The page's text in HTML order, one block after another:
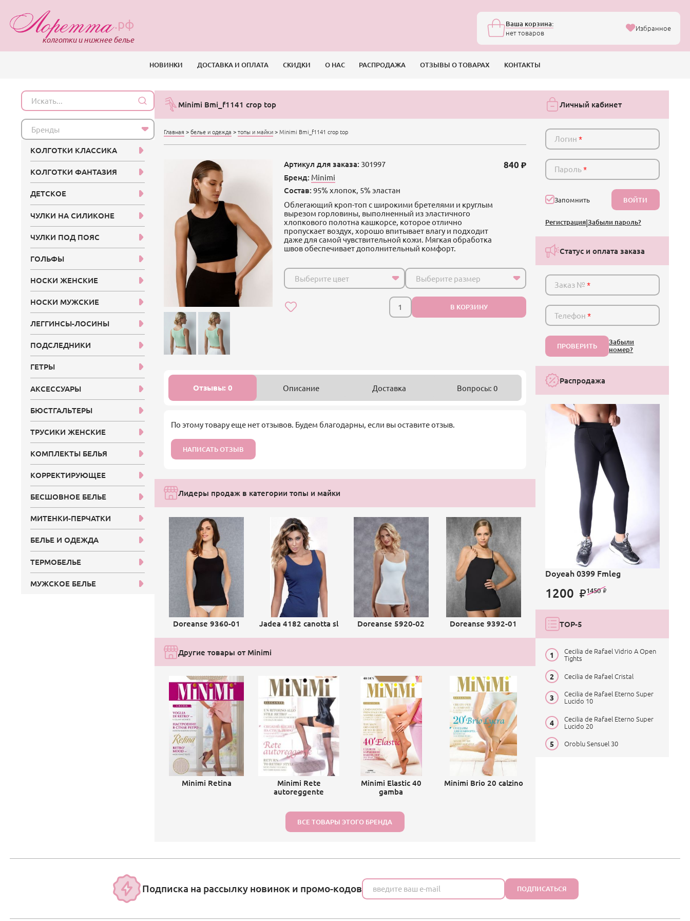
.рф
колготки и нижнее белье
Ваша корзина:
нет товаров
Избранное
НОВИНКИ ДОСТАВКА И ОПЛАТА СКИДКИ О НАС РАСПРОДАЖА ОТЗЫВЫ О ТОВАРАХ КОНТАКТЫ
Minimi Bmi_f1141 crop top
Главная > белье и одежда > топы и майки > Minimi Bmi_f1141 crop top
Артикул для заказа: 301997
Бренд: Minimi
Состав: 95% хлопок, 5% эластан
Облегающий кроп-топ с широкими бретелями и круглым
вырезом горловины, выполненный из эластичного
хлопкового полотна кашкорсе, которое отлично
пропускает воздух, хорошо впитывает влагу и подходит
даже для самой чувствительной кожи. Мягкая обработка
швов обеспечивает дополнительный комфорт.
840
Выберите цвет Выберите размер
В КОРЗИНУ
Отзывы: 0 Описание Доставка Вопросы: 0
По этому товару еще нет отзывов. Будем благодарны, если вы оставите отзыв.
НАПИСАТЬ ОТЗЫВ
Лидеры продаж в категории топы и майки
Doreanse 9360-01 Jadea 4182 canotta sl Doreanse 5920-02 Doreanse 9392-01
Другие товары от Minimi
Minimi Retina
Minimi Rete
autoreggente
Minimi Elastic 40
gamba
Minimi Brio 20 calzino
ВСЕ ТОВАРЫ ЭТОГО БРЕНДА
Личный кабинет
Логин*
Пароль*
Запомнить ВОЙТИ
Регистрация|Забыли пароль?
Статус и оплата заказа
Заказ №*
Телефон*
ПРОВЕРИТЬ
Забыли
номер?
Распродажа
Doyeah 0399 Fmleg
1200 1450
TOP-5
Cecilia de Rafael Vidrio A Open
Tights
Cecilia de Rafael Cristal
Cecilia de Rafael Eterno Super
Lucido 10
Cecilia de Rafael Eterno Super
Lucido 20
Oroblu Sensuel 30
Бренды
КОЛГОТКИ КЛАССИКА
КОЛГОТКИ ФАНТАЗИЯ
ДЕТСКОЕ
ЧУЛКИ НА СИЛИКОНЕ
ЧУЛКИ ПОД ПОЯС
ГОЛЬФЫ
НОСКИ ЖЕНСКИЕ
НОСКИ МУЖСКИЕ
ЛЕГГИНСЫ-ЛОСИНЫ
ПОДСЛЕДНИКИ
ГЕТРЫ
АКСЕССУАРЫ
БЮСТГАЛЬТЕРЫ
ТРУСИКИ ЖЕНСКИЕ
КОМПЛЕКТЫ БЕЛЬЯ
КОРРЕКТИРУЮЩЕЕ
БЕСШОВНОЕ БЕЛЬЕ
МИТЕНКИ-ПЕРЧАТКИ
БЕЛЬЕ И ОДЕЖДА
ТЕРМОБЕЛЬЕ
МУЖСКОЕ БЕЛЬЕ
Подписка на рассылку новинок и промо-кодов ПОДПИСАТЬСЯ